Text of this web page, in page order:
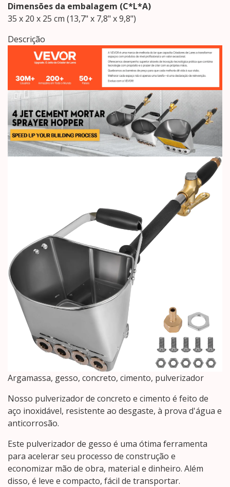
Dimensões da embalagem (C*L*A)
35 x 20 x 25 cm (13,7" x 7,8" x 9,8")
Descrição
Argamassa, gesso, concreto, cimento, pulverizador
Nosso pulverizador de concreto e cimento é feito de
aço inoxidável, resistente ao desgaste, à prova d'água e
anticorrosão.
Este pulverizador de gesso é uma ótima ferramenta
para acelerar seu processo de construção e
economizar mão de obra, material e dinheiro. Além
disso, é leve e compacto, fácil de transportar.